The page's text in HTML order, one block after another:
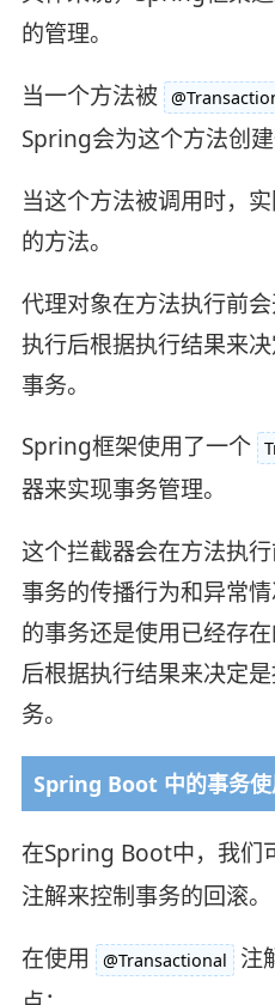
的管理。
当一个方法被
Spring会为这个方法创建
当这个方法被调用时，
的方法。
代理对象在方法执行前
执行后根据执行结果来
事务。
Spring框架使用了一个
器来实现事务管理。
这个拦截器会在方法执
事务的传播行为和异常
的事务还是使用已经存
后根据执行结果来决定
务。
Spring Boot 中的事务使
在Spring Boot中，我们
注解来控制事务的回滚。
在使用
@Transactional
注